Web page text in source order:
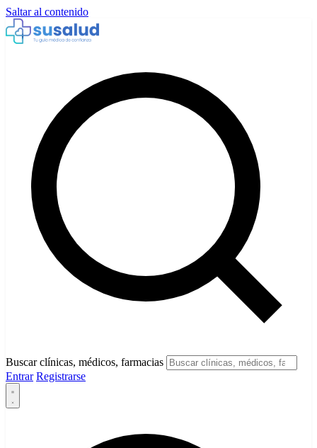
Saltar al contenido
Buscar clínicas, médicos, farmacias
Entrar Registrarse